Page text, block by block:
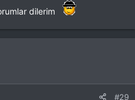
dilerim
#29